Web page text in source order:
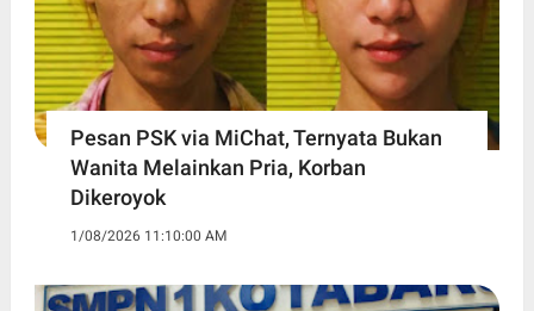
Pesan PSK via MiChat, Ternyata Bukan
Wanita Melainkan Pria, Korban
Dikeroyok
1/08/2026 11:10:00 AM